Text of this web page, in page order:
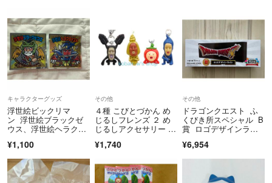
キャラクターグッズ
浮世絵ビックリマ
ン 浮世絵ブラックゼ
ウス、浮世絵ヘラクラ
¥1,100
その他
４種 こびとづかん め
じるしフレンズ ２ め
じるしアクセサリー フ
¥1,740
その他
ドラゴンクエスト ふ
くびき所スペシャル B
賞 ロゴデザインライ
¥6,954